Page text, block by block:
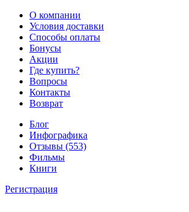
О компании
Условия доставки
Способы оплаты
Бонусы
Акции
Где купить?
Вопросы
Контакты
Возврат
Блог
Инфографика
Отзывы (553)
Фильмы
Книги
Регистрация